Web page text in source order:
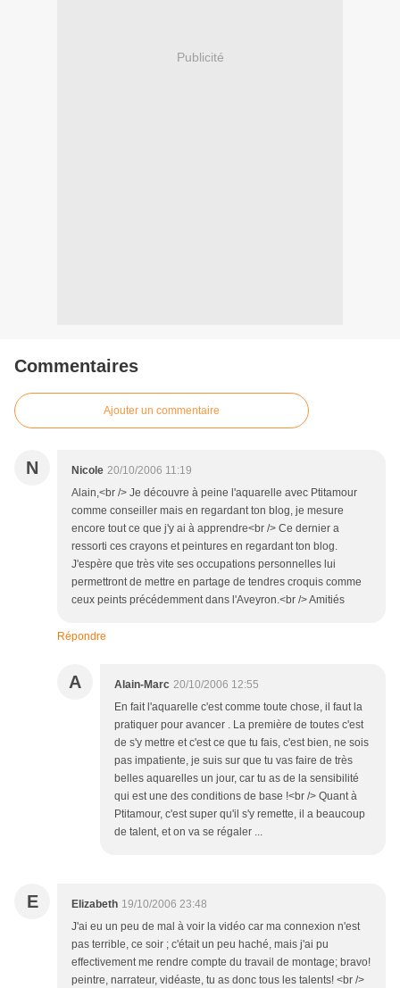
Publicité
Commentaires
Ajouter un commentaire
N Nicole 20/10/2006 11:19
Alain,<br /> Je découvre à peine l'aquarelle avec Ptitamour
comme conseiller mais en regardant ton blog, je mesure
encore tout ce que j'y ai à apprendre<br /> Ce dernier a
ressorti ces crayons et peintures en regardant ton blog.
J'espère que très vite ses occupations personnelles lui
permettront de mettre en partage de tendres croquis comme
ceux peints précédemment dans l'Aveyron.<br /> Amitiés
Répondre
A Alain-Marc 20/10/2006 12:55
En fait l'aquarelle c'est comme toute chose, il faut la
pratiquer pour avancer . La première de toutes c'est
de s'y mettre et c'est ce que tu fais, c'est bien, ne sois
pas impatiente, je suis sur que tu vas faire de très
belles aquarelles un jour, car tu as de la sensibilité
qui est une des conditions de base !<br /> Quant à
Ptitamour, c'est super qu'il s'y remette, il a beaucoup
de talent, et on va se régaler ...
E Elizabeth 19/10/2006 23:48
J'ai eu un peu de mal à voir la vidéo car ma connexion n'est
pas terrible, ce soir ; c'était un peu haché, mais j'ai pu
effectivement me rendre compte du travail de montage; bravo!
peintre, narrateur, vidéaste, tu as donc tous les talents! <br />